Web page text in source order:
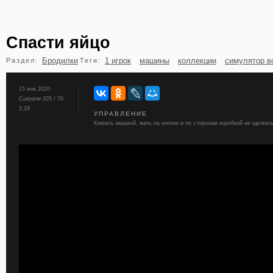
бильярд карты
Спасти яйцо
Раздел: Бродилки Теги: 1 игрок машины коллекции симулятор
15 янв 2020
Сыграли 205 / 70
2,18
УПРАВЛЕНИЕ
Кликать мышкой, жать на кнопки и по сторонам коробкой не